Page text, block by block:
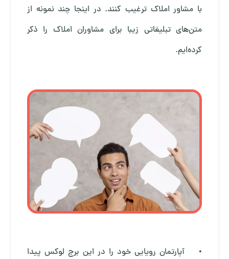
با مشاور املاک ترغیب کنند. در اینجا چند نمونه از
متن‌های تبلیغاتی زیبا برای مشاوران املاک را ذکر
کرده‌ایم.
• آپارتمان رویایی خود را در این برج لوکس پیدا